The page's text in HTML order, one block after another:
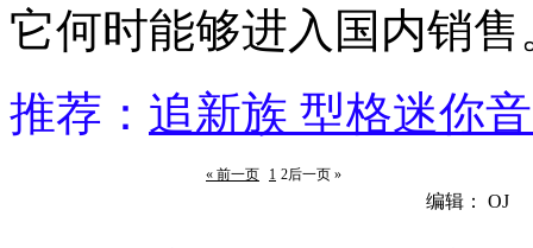
它何时能够进入国内销售
推荐： 追新族 型格迷你
« 前一页 1 2后一页 »
编辑： OJ